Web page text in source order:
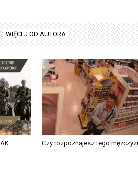
WIĘCEJ OD AUTORA
Czy rozpoznajesz tego